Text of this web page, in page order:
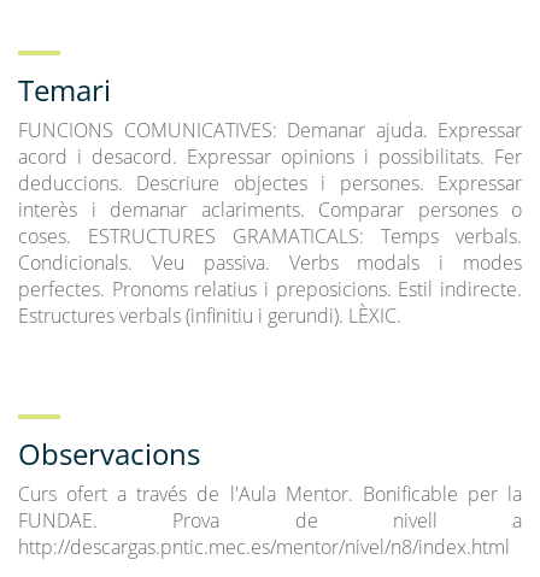
Temari
FUNCIONS COMUNICATIVES: Demanar ajuda. Expressar
acord i desacord. Expressar opinions i possibilitats. Fer
deduccions. Descriure objectes i persones. Expressar
interès i demanar aclariments. Comparar persones o
coses. ESTRUCTURES GRAMATICALS: Temps verbals.
Condicionals. Veu passiva. Verbs modals i modes
perfectes. Pronoms relatius i preposicions. Estil indirecte.
Estructures verbals (infinitiu i gerundi). LÈXIC.
Observacions
Curs ofert a través de l'Aula Mentor. Bonificable per la
FUNDAE. Prova de nivell a
http://descargas.pntic.mec.es/mentor/nivel/n8/index.html